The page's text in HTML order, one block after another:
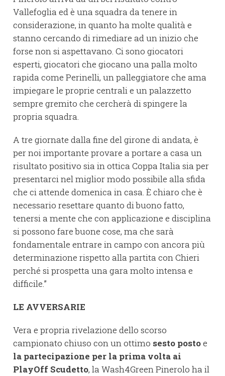
Vallefoglia ed è una squadra da tenere in
considerazione, in quanto ha molte qualità e
stanno cercando di rimediare ad un inizio che
forse non si aspettavano. Ci sono giocatori
esperti, giocatori che giocano una palla molto
rapida come Perinelli, un palleggiatore che ama
impiegare le proprie centrali e un palazzetto
sempre gremito che cercherà di spingere la
propria squadra.
A tre giornate dalla fine del girone di andata, è
per noi importante provare a portare a casa un
risultato positivo sia in ottica Coppa Italia sia per
presentarci nel miglior modo possibile alla sfida
che ci attende domenica in casa. È chiaro che è
necessario resettare quanto di buono fatto,
tenersi a mente che con applicazione e disciplina
si possono fare buone cose, ma che sarà
fondamentale entrare in campo con ancora più
determinazione rispetto alla partita con Chieri
perché si prospetta una gara molto intensa e
difficile.”
LE AVVERSARIE
Vera e propria rivelazione dello scorso
campionato chiuso con un ottimo sesto postoe
la partecipazione per la prima volta ai
PlayOff Scudetto, la Wash4Green Pinerolo ha il